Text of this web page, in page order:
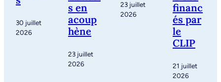
30 juillet
2026
s en
acoup
hène
23 juillet
2026
23 juillet
2026
financ
és par
le
CLIP
21 juillet
2026